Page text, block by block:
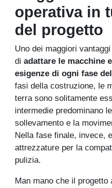
operativa in
del progetto
Uno dei maggiori
di adattare le macchine
esigenze di ogni fase
fasi della costruzione, le
terra sono solitamente
intermedie predominano
sollevamento e la
Nella fase finale, invece,
attrezzature per la
pulizia.
Man mano che il